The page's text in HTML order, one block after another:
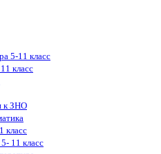
5-11 класс
класс
к ЗНО
класс
11 класс